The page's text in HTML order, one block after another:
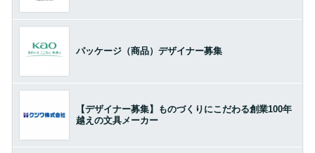
パッケージ（商品）デザイナー募集
【デザイナー募集】ものづくりにこだわる創業100年
越えの文具メーカー